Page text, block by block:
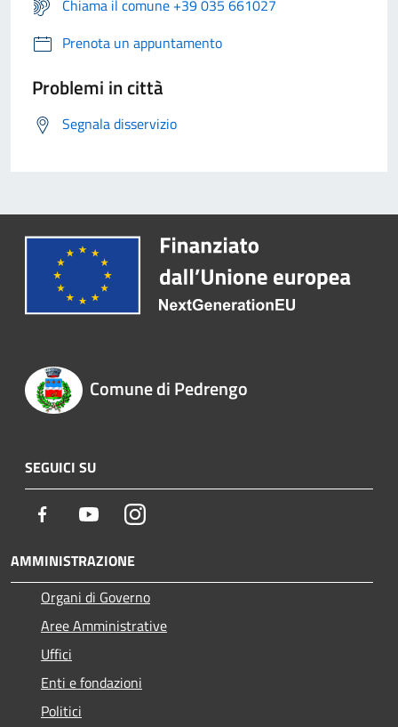
Chiama il comune +39 035 661027
Prenota un appuntamento
Problemi in città
Segnala disservizio
Comune di Pedrengo
SEGUICI SU
Facebook YoutubeInstagram
AMMINISTRAZIONE
Organi di Governo
Aree Amministrative
Uffici
Enti e fondazioni
Politici